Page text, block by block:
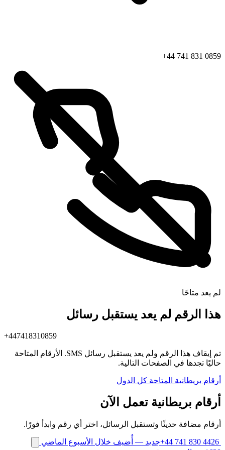
+44 741 831 0859
لم يعد متاحًا
هذا الرقم لم يعد يستقبل رسائل
+447418310859
تم إيقاف هذا الرقم ولم يعد يستقبل رسائل SMS. الأرقام المتاحة
حاليًا تجدها في الصفحات التالية.
أرقام بريطانية المتاحة كل الدول
أرقام بريطانية تعمل الآن
أرقام مضافة حديثًا وتستقبل الرسائل، اختر أي رقم وابدأ فورًا.
+44 741 830 4426جديد — أُضيف خلال الأسبوع الماضي